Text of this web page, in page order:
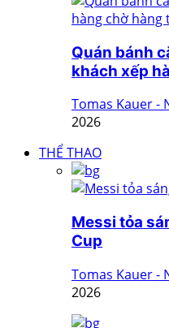
Quán bánh
khách xếp
Tomas Kauer -
2026
THỂ THAO
Messi tỏa
Cup
Tomas Kauer -
2026